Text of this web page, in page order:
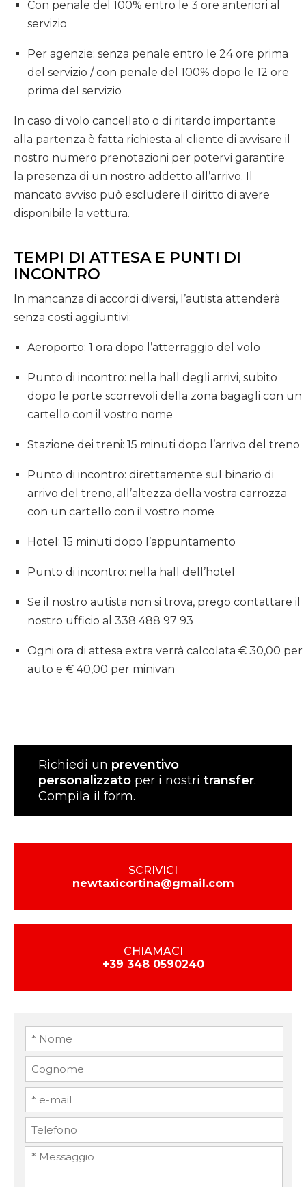
Con penale del 100% entro le 3 ore anteriori al
servizio
Per agenzie: senza penale entro le 24 ore prima
del servizio / con penale del 100% dopo le 12 ore
prima del servizio
In caso di volo cancellato o di ritardo importante
alla partenza è fatta richiesta al cliente di avvisare il
nostro numero prenotazioni per potervi garantire
la presenza di un nostro addetto all’arrivo. Il
mancato avviso può escludere il diritto di avere
disponibile la vettura.
TEMPI DI ATTESA E PUNTI DI
INCONTRO
In mancanza di accordi diversi, l’autista attenderà
senza costi aggiuntivi:
Aeroporto: 1 ora dopo l’atterraggio del volo
Punto di incontro: nella hall degli arrivi, subito
dopo le porte scorrevoli della zona bagagli con un
cartello con il vostro nome
Stazione dei treni: 15 minuti dopo l’arrivo del treno
Punto di incontro: direttamente sul binario di
arrivo del treno, all’altezza della vostra carrozza
con un cartello con il vostro nome
Hotel: 15 minuti dopo l’appuntamento
Punto di incontro: nella hall dell’hotel
Se il nostro autista non si trova, prego contattare il
nostro ufficio al 338 488 97 93
Ogni ora di attesa extra verrà calcolata € 30,00 per
auto e € 40,00 per minivan
Richiedi un preventivo
personalizzato per i nostri transfer.
Compila il form.
SCRIVICI
newtaxicortina@gmail.com
CHIAMACI
+39 348 0590240